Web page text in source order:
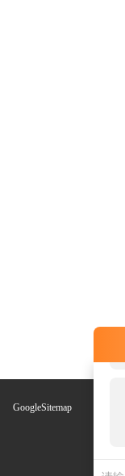
GoogleSitemap